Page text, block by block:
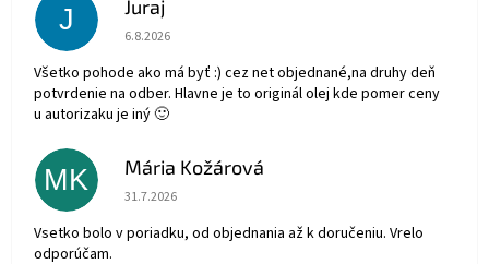
J Juraj
Hodnotenie obchodu je 5 z 5 hviezdičiek.
6.8.2026
Všetko pohode ako má byť :) cez net objednané,na druhy deň
potvrdenie na odber. Hlavne je to originál olej kde pomer ceny
u autorizaku je iný 🙂
MK Mária Kožárová
Hodnotenie obchodu je 5 z 5 hviezdičiek.
31.7.2026
Vsetko bolo v poriadku, od objednania až k doručeniu. Vrelo
odporúčam.